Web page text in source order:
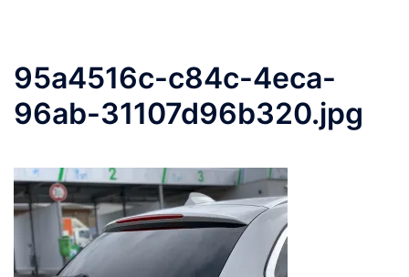
95a4516c-c84c-4eca-
96ab-31107d96b320.jpg